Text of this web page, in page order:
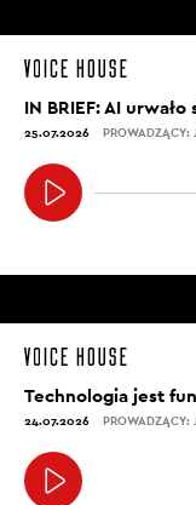
IN BRIEF: AI
25.07.2026 PROWADZĄCY:
Technologia jest
24.07.2026 PROWADZĄCY: